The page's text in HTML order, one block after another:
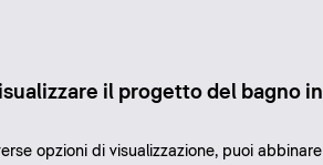
il progetto del bagno in
opzioni di visualizzazione, puoi abbinare